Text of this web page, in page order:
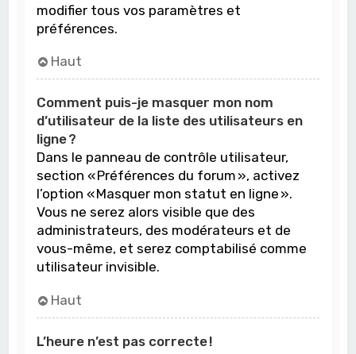
modifier tous vos paramètres et
préférences.
Haut
Comment puis-je masquer mon nom
d’utilisateur de la liste des utilisateurs en
ligne ?
Dans le panneau de contrôle utilisateur,
section « Préférences du forum », activez
l’option « Masquer mon statut en ligne ».
Vous ne serez alors visible que des
administrateurs, des modérateurs et de
vous-même, et serez comptabilisé comme
utilisateur invisible.
Haut
L’heure n’est pas correcte !